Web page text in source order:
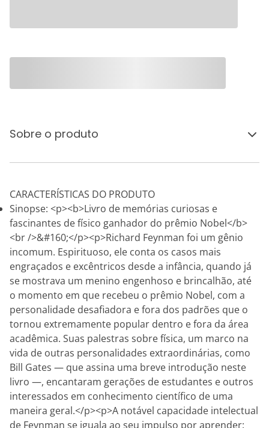
Sobre o produto
CARACTERÍSTICAS DO PRODUTO
Sinopse: <p><b>Livro de memórias curiosas e
fascinantes de físico ganhador do prêmio Nobel</b>
<br />&#160;</p><p>Richard Feynman foi um gênio
incomum. Espirituoso, ele conta os casos mais
engraçados e excêntricos desde a infância, quando já
se mostrava um menino engenhoso e brincalhão, até
o momento em que recebeu o prêmio Nobel, com a
personalidade desafiadora e fora dos padrões que o
tornou extremamente popular dentro e fora da área
acadêmica. Suas palestras sobre física, um marco na
vida de outras personalidades extraordinárias, como
Bill Gates — que assina uma breve introdução neste
livro —, encantaram gerações de estudantes e outros
interessados em conhecimento científico de uma
maneira geral.</p><p>A notável capacidade intelectual
de Feynman se iguala ao seu impulso por aprender: